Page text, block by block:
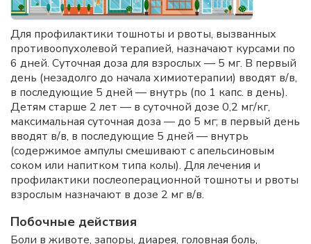
Для профилактики тошноты и рвоты, вызванных
противоопухолевой терапией, назначают курсами по
6 дней. Суточная доза для взрослых — 5 мг. В первый
день (незадолго до начала химиотерапии) вводят в/в,
в последующие 5 дней — внутрь (по 1 капс. в день).
Детям старше 2 лет — в суточной дозе 0,2 мг/кг,
максимальная суточная доза — до 5 мг; в первый день
вводят в/в, в последующие 5 дней — внутрь
(содержимое ампулы смешивают с апельсиновым
соком или напитком типа колы). Для лечения и
профилактики послеоперационной тошноты и рвоты
взрослым назначают в дозе 2 мг в/в.
Побочные действия
Боли в животе, запоры, диарея, головная боль,